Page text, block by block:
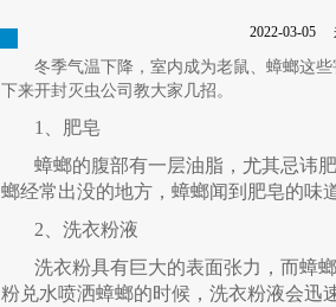
2022-03-05
冬季气温下降，室内成为老鼠、蟑螂这
下来开封灭虫公司教大家几招。
1
、肥皂
蟑螂的腹部有一层油脂，尤其忌讳
螂经常出没的地方，蟑螂闻到肥皂的味
2 、洗衣粉液
洗衣粉具有巨大的表面张力，而蟑
粉兑水喷洒蟑螂的时候，洗衣粉液会迅